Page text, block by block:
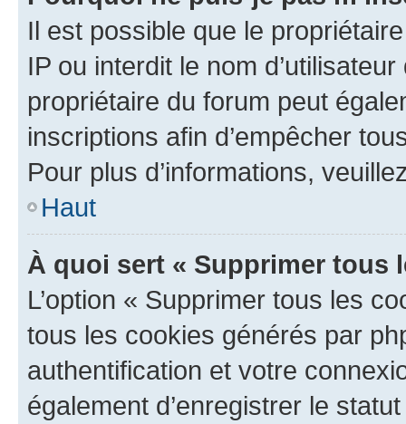
Il est possible que le
IP ou interdit le nom
propriétaire du forum peut
inscriptions afin d’empêcher
Pour plus d’informations,
Haut
À quoi sert « Supprimer tous
L’option « Supprimer tous les
tous les cookies générés par
authentification et votre
également d’enregistrer le